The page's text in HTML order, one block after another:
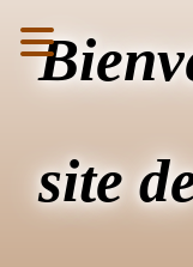
site